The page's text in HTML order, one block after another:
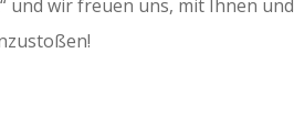
und wir freuen uns, mit Ihnen und